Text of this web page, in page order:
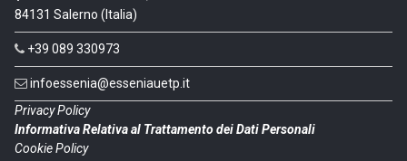
84131 Salerno (Italia)
+39 089 330973
infoessenia@esseniauetp.it
Privacy Policy
Informativa Relativa al Trattamento dei Dati Personali
Cookie Policy